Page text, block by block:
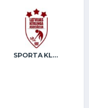
SPORTA KLUBS “OB” / REGŽA